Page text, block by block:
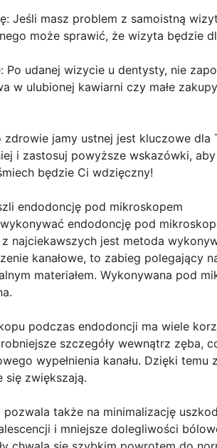
Jeśli masz problem z samoistną
może sprawić, że wizyta będzie
Po udanej wizycie u dentysty, nie
w ulubionej kawiarni czy małe
zdrowie jamy ustnej jest kluczowe
i zastosuj powyższe wskazówki,
będzie Ci wdzięczny!
endodoncję pod mikroskopem
endodoncję pod
najciekawszych jest metoda
kanałowe, to zabieg polegający
materiałem. Wykonywana pod
podczas endodoncji ma wiele
szczegóły wewnątrz zęba,
wypełnienia kanału. Dzięki
się zwiększają.
także na minimalizację
i mniejsze dolegliwości